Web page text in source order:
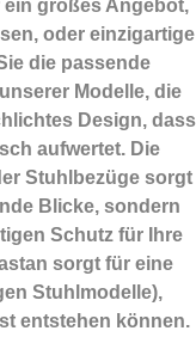
großes Angebot,
oder einzigartige
die passende
Modelle, die
Design, dass
aufwertet. Die
Stuhlbezüge sorgt
Blicke, sondern
Schutz für Ihre
sorgt für eine
Stuhlmodelle),
entstehen können.